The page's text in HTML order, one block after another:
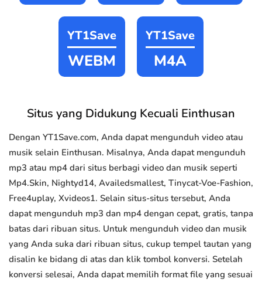
YT1Save
WEBM
YT1Save
M4A
Situs yang Didukung Kecuali Einthusan
Dengan YT1Save.com, Anda dapat mengunduh video atau
musik selain Einthusan. Misalnya, Anda dapat mengunduh
mp3 atau mp4 dari situs berbagi video dan musik seperti
Mp4.Skin, Nightyd14, Availedsmallest, Tinycat-Voe-Fashion,
Free4uplay, Xvideos1. Selain situs-situs tersebut, Anda
dapat mengunduh mp3 dan mp4 dengan cepat, gratis, tanpa
batas dari ribuan situs. Untuk mengunduh video dan musik
yang Anda suka dari ribuan situs, cukup tempel tautan yang
disalin ke bidang di atas dan klik tombol konversi. Setelah
konversi selesai, Anda dapat memilih format file yang sesuai